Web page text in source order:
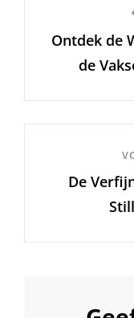
bericht
Ontdek de
de
Bericht
De